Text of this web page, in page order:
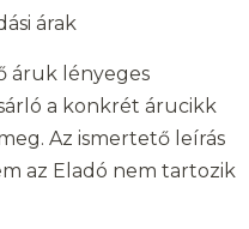
árak
áruk lényeges
a konkrét árucikk
Az ismertető leírás
az Eladó nem tartozik